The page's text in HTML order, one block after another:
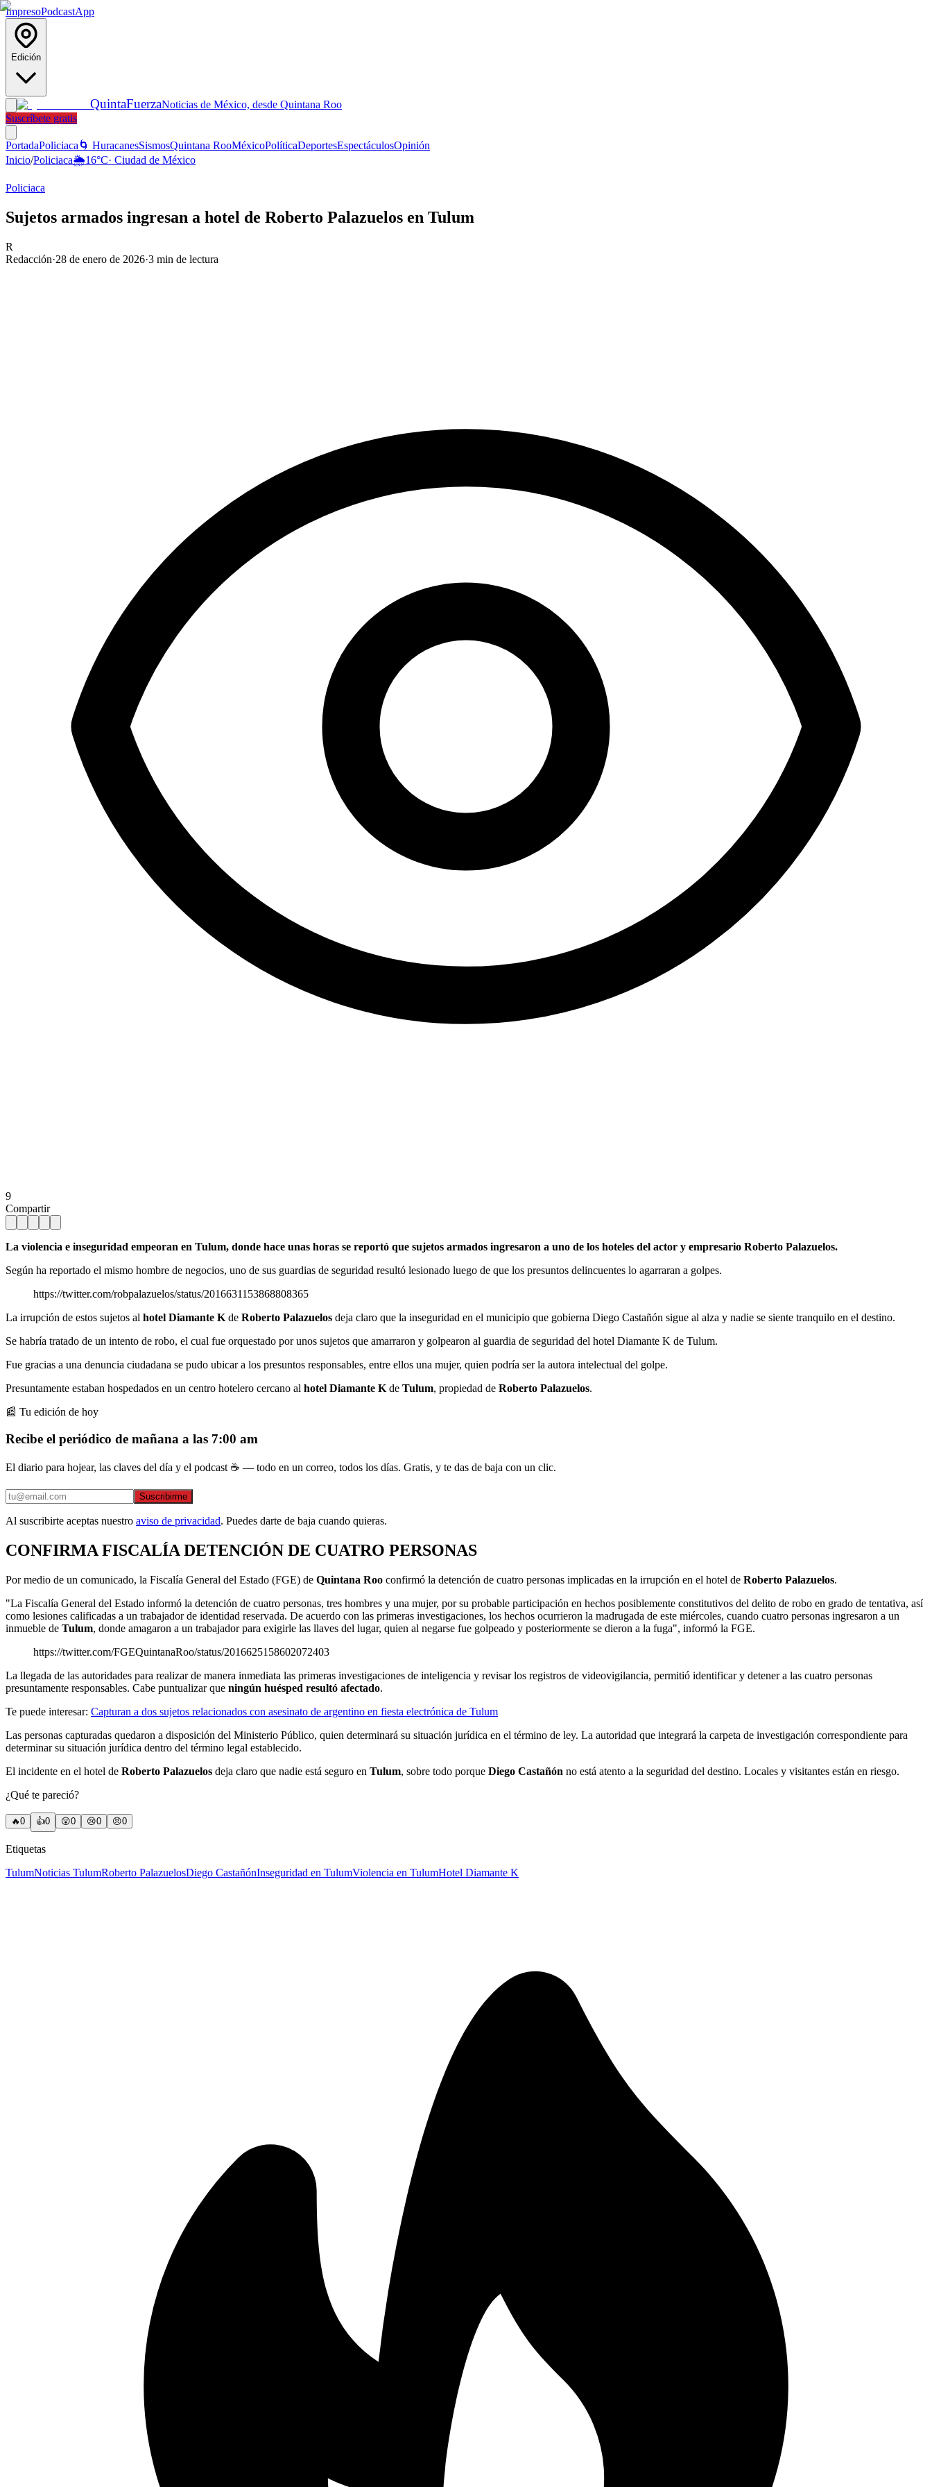
ImpresoPodcastApp
Edición
QuintaFuerzaNoticias de México, desde Quintana Roo
Suscríbete gratis
PortadaPoliciaca 🌀 HuracanesSismosQuintana RooMéxicoPolíticaDeportesEspectáculosOpinión
Inicio/Policiaca🌦️16°C· Ciudad de México
Policiaca
Sujetos armados ingresan a hotel de Roberto Palazuelos en Tulum
R
Redacción·28 de enero de 2026·3 min de lectura
9
Compartir
La violencia e inseguridad empeoran en Tulum, donde hace unas horas se reportó que sujetos armados ingresaron a uno de los hoteles del actor y empresario Roberto Palazuelos.
Según ha reportado el mismo hombre de negocios, uno de sus guardias de seguridad resultó lesionado luego de que los presuntos delincuentes lo agarraran a golpes.
https://twitter.com/robpalazuelos/status/2016631153868808365
La irrupción de estos sujetos al hotel Diamante K de Roberto Palazuelos deja claro que la inseguridad en el municipio que gobierna Diego Castañón sigue al alza y nadie se siente tranquilo en el destino.
Se habría tratado de un intento de robo, el cual fue orquestado por unos sujetos que amarraron y golpearon al guardia de seguridad del hotel Diamante K de Tulum.
Fue gracias a una denuncia ciudadana se pudo ubicar a los presuntos responsables, entre ellos una mujer, quien podría ser la autora intelectual del golpe.
Presuntamente estaban hospedados en un centro hotelero cercano al hotel Diamante K de Tulum, propiedad de Roberto Palazuelos.
📰 Tu edición de hoy
Recibe el periódico de mañana a las 7:00 am
El diario para hojear, las claves del día y el podcast ☕ — todo en un correo, todos los días. Gratis, y te das de baja con un clic.
Suscribirme
Al suscribirte aceptas nuestro aviso de privacidad. Puedes darte de baja cuando quieras.
CONFIRMA FISCALÍA DETENCIÓN DE CUATRO PERSONAS
Por medio de un comunicado, la Fiscalía General del Estado (FGE) de Quintana Roo confirmó la detención de cuatro personas implicadas en la irrupción en el hotel de Roberto Palazuelos.
"La Fiscalía General del Estado informó la detención de cuatro personas, tres hombres y una mujer, por su probable participación en hechos posiblemente constitutivos del delito de robo en grado de tentativa, así
como lesiones calificadas a un trabajador de identidad reservada. De acuerdo con las primeras investigaciones, los hechos ocurrieron la madrugada de este miércoles, cuando cuatro personas ingresaron a un
inmueble de Tulum, donde amagaron a un trabajador para exigirle las llaves del lugar, quien al negarse fue golpeado y posteriormente se dieron a la fuga", informó la FGE.
https://twitter.com/FGEQuintanaRoo/status/2016625158602072403
La llegada de las autoridades para realizar de manera inmediata las primeras investigaciones de inteligencia y revisar los registros de videovigilancia, permitió identificar y detener a las cuatro personas
presuntamente responsables. Cabe puntualizar que ningún huésped resultó afectado.
Te puede interesar: Capturan a dos sujetos relacionados con asesinato de argentino en fiesta electrónica de Tulum
Las personas capturadas quedaron a disposición del Ministerio Público, quien determinará su situación jurídica en el término de ley. La autoridad que integrará la carpeta de investigación correspondiente para
determinar su situación jurídica dentro del término legal establecido.
El incidente en el hotel de Roberto Palazuelos deja claro que nadie está seguro en Tulum, sobre todo porque Diego Castañón no está atento a la seguridad del destino. Locales y visitantes están en riesgo.
¿Qué te pareció?
🔥0 👍0 😲0 😢0 😠0
Etiquetas
TulumNoticias TulumRoberto PalazuelosDiego CastañónInseguridad en TulumViolencia en TulumHotel Diamante K